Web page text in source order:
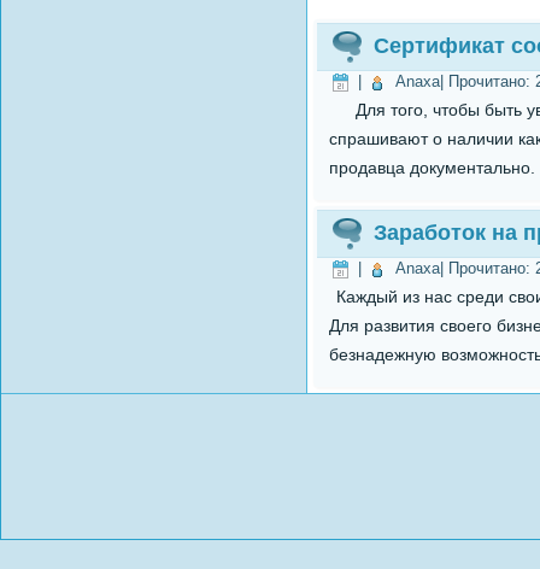
Сертификат
Anaxa| Прочитано:
Для того, чтобы быть
спрашивают о наличии
продавца
Заработок на
Anaxa| Прочитано:
Каждый из нас среди
Для развития своего
безнадежную